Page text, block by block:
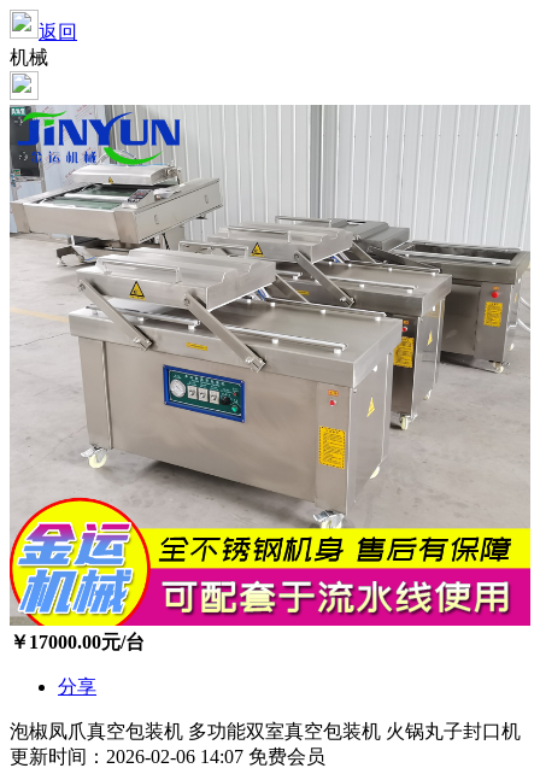
返回
机械
￥17000.00元/台
分享
泡椒凤爪真空包装机 多功能双室真空包装机 火锅丸子封口机
更新时间：2026-02-06 14:07 免费会员